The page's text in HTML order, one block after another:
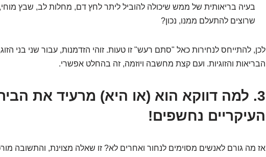
בעיה בריאותית של ממש שיכולה להוביל ליתר לחץ דם, מחלות לב, שבץ
שרוצים להתעלם ממנו, נכון?
לכן, להתייחס לנחירות כאל "סתם רעש" זו טעות. זוהי הזדמנות, עבור שני בני
הבריאות והזוגיות. ועם קצת מחשבה ויוזמה, זה בהחלט אפשרי.
3. למה דווקא הוא (או היא) מרעיד את
העיקריים נחשפים!
אז מה גורם לאנשים מסוימים לנחור ואחרים לא? זו שאלה מצוינת, והתשובה